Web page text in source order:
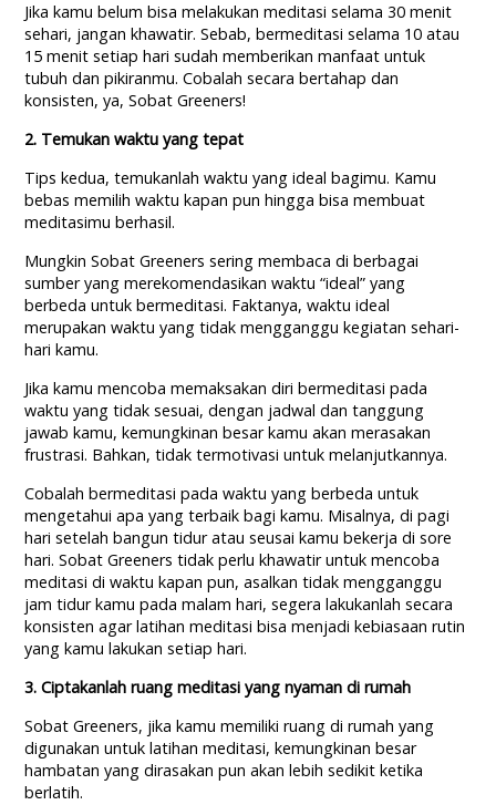
Jika kamu belum bisa melakukan meditasi selama 30 menit
sehari, jangan khawatir. Sebab, bermeditasi selama 10 atau
15 menit setiap hari sudah memberikan manfaat untuk
tubuh dan pikiranmu. Cobalah secara bertahap dan
konsisten, ya, Sobat Greeners!
2. Temukan waktu yang tepat
Tips kedua, temukanlah waktu yang ideal bagimu. Kamu
bebas memilih waktu kapan pun hingga bisa membuat
meditasimu berhasil.
Mungkin Sobat Greeners sering membaca di berbagai
sumber yang merekomendasikan waktu “ideal” yang
berbeda untuk bermeditasi. Faktanya, waktu ideal
merupakan waktu yang tidak mengganggu kegiatan sehari-
hari kamu.
Jika kamu mencoba memaksakan diri bermeditasi pada
waktu yang tidak sesuai, dengan jadwal dan tanggung
jawab kamu, kemungkinan besar kamu akan merasakan
frustrasi. Bahkan, tidak termotivasi untuk melanjutkannya.
Cobalah bermeditasi pada waktu yang berbeda untuk
mengetahui apa yang terbaik bagi kamu. Misalnya, di pagi
hari setelah bangun tidur atau seusai kamu bekerja di sore
hari. Sobat Greeners tidak perlu khawatir untuk mencoba
meditasi di waktu kapan pun, asalkan tidak mengganggu
jam tidur kamu pada malam hari, segera lakukanlah secara
konsisten agar latihan meditasi bisa menjadi kebiasaan rutin
yang kamu lakukan setiap hari.
3. Ciptakanlah ruang meditasi yang nyaman di rumah
Sobat Greeners, jika kamu memiliki ruang di rumah yang
digunakan untuk latihan meditasi, kemungkinan besar
hambatan yang dirasakan pun akan lebih sedikit ketika
berlatih.